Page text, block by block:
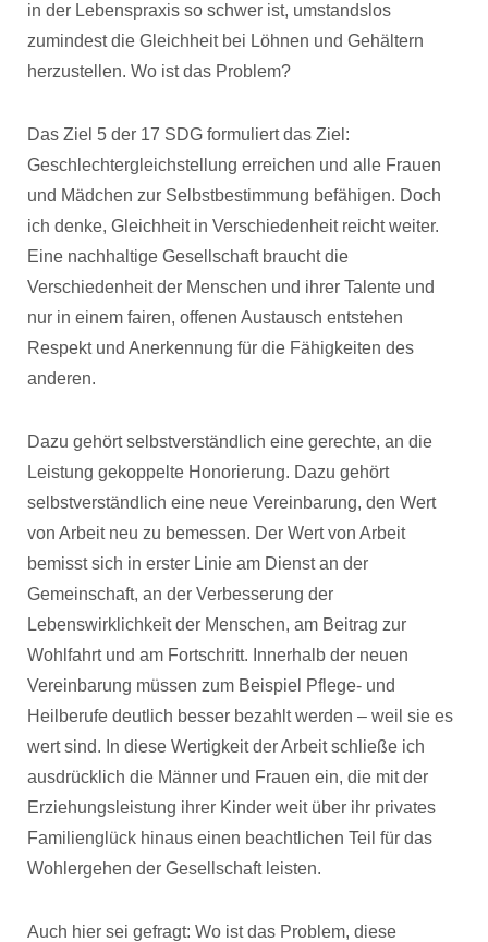
in der Lebenspraxis so schwer ist, umstandslos
zumindest die Gleichheit bei Löhnen und Gehältern
herzustellen. Wo ist das Problem?
Das Ziel 5 der 17 SDG formuliert das Ziel:
Geschlechtergleichstellung erreichen und alle Frauen
und Mädchen zur Selbstbestimmung befähigen. Doch
ich denke, Gleichheit in Verschiedenheit reicht weiter.
Eine nachhaltige Gesellschaft braucht die
Verschiedenheit der Menschen und ihrer Talente und
nur in einem fairen, offenen Austausch entstehen
Respekt und Anerkennung für die Fähigkeiten des
anderen.
Dazu gehört selbstverständlich eine gerechte, an die
Leistung gekoppelte Honorierung. Dazu gehört
selbstverständlich eine neue Vereinbarung, den Wert
von Arbeit neu zu bemessen. Der Wert von Arbeit
bemisst sich in erster Linie am Dienst an der
Gemeinschaft, an der Verbesserung der
Lebenswirklichkeit der Menschen, am Beitrag zur
Wohlfahrt und am Fortschritt. Innerhalb der neuen
Vereinbarung müssen zum Beispiel Pflege- und
Heilberufe deutlich besser bezahlt werden – weil sie es
wert sind. In diese Wertigkeit der Arbeit schließe ich
ausdrücklich die Männer und Frauen ein, die mit der
Erziehungsleistung ihrer Kinder weit über ihr privates
Familienglück hinaus einen beachtlichen Teil für das
Wohlergehen der Gesellschaft leisten.
Auch hier sei gefragt: Wo ist das Problem, diese